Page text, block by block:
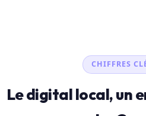
CHIFFRES
Le digital local, un